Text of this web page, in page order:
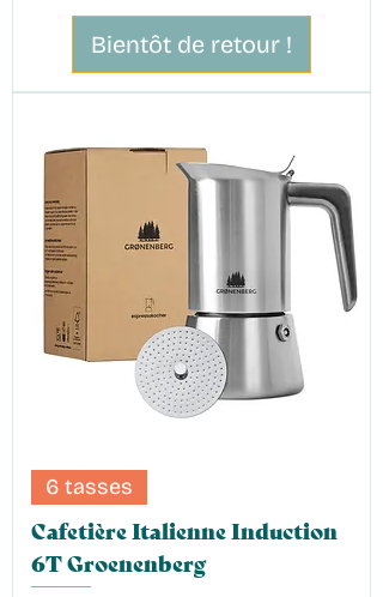
Bientôt de retour !
6 tasses
Cafetière Italienne Induction
6T Groenenberg